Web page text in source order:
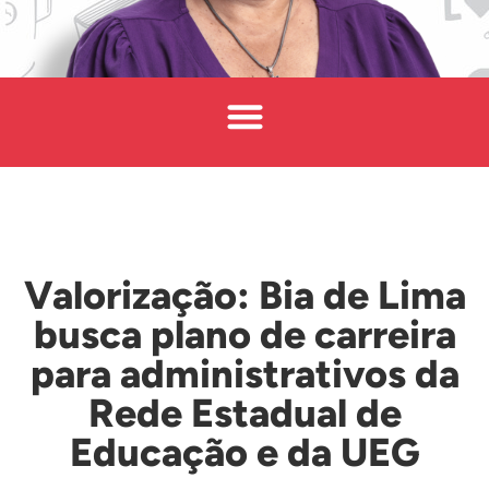
Valorização: Bia de Lima
busca plano de carreira
para administrativos da
Rede Estadual de
Educação e da UEG